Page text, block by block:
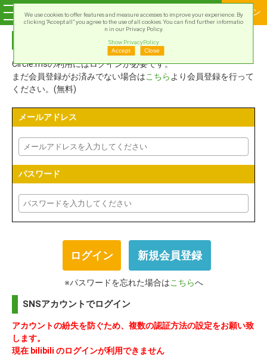
ログイン
Circle.msアカウントでログイン
Circle.msの利用にはログインが必要です。
まだ会員登録がお済みでない場合はこちら より会員登録を行って
ください。(無料)
メールアドレス
パスワード
新規会員登録
※パスワードを忘れた場合はこちらへ
SNSアカウントでログイン
アカウントの紛失を防ぐため、複数の認証方法の設定をお願い致
します。
現在 bilibili のログインが利用できません
We use cookies to offer features and measure accesses to improve your experience. By
clicking “Accept all” you agree to the use of all cookies. You can find further informatio
n in our Privacy Policy.
Show PrivacyPolicy
Accept
Close